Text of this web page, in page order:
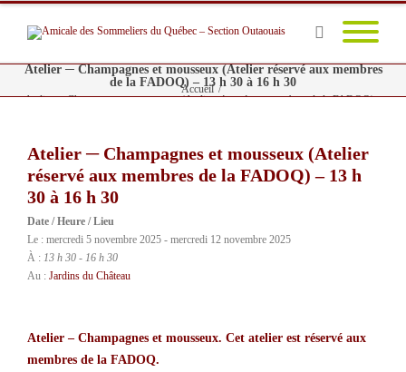
Atelier ─ Champagnes et mousseux (Atelier réservé aux membres
de la FADOQ) – 13 h 30 à 16 h 30
Accueil /
Atelier ─ Champagnes et mousseux (Atelier réservé aux membres de la FADOQ) –
Atelier ─ Champagnes et mousseux (Atelier
réservé aux membres de la FADOQ) – 13 h
30 à 16 h 30
Date / Heure / Lieu
Le : mercredi 5 novembre 2025 - mercredi 12 novembre 2025
À : 13 h 30 - 16 h 30
Au : Jardins du Château
Atelier – Champagnes et mousseux. Cet atelier est réservé aux
membres de la FADOQ.